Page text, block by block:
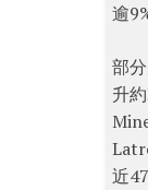
逾
部
升
近